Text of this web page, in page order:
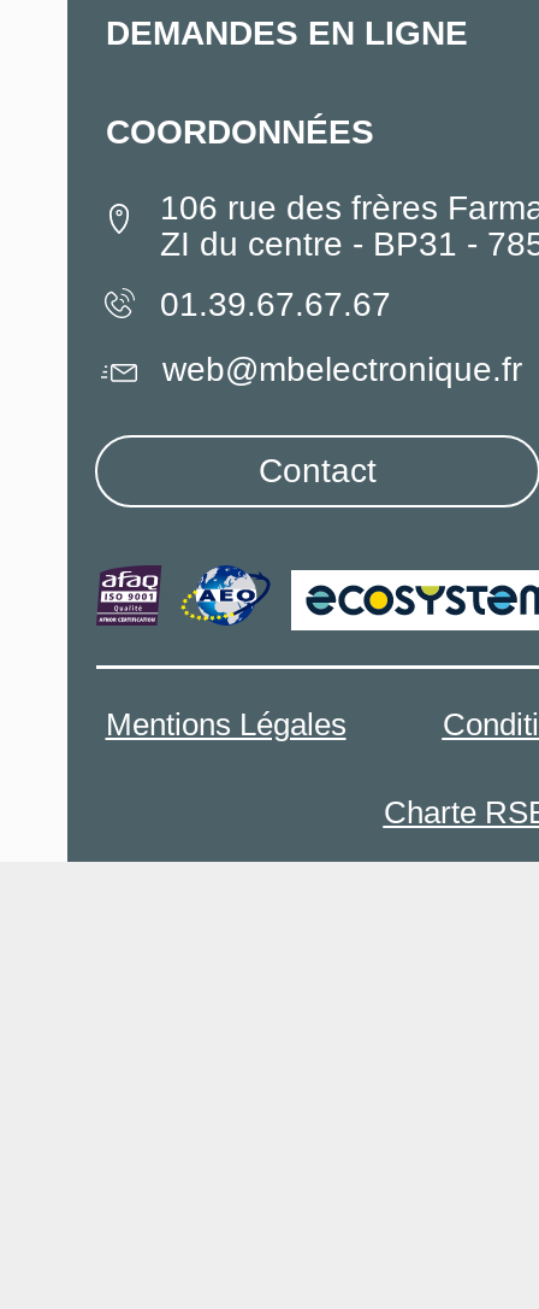
DEMANDES EN LIGNE
COORDONNÉES
106 rue des frères
ZI du centre - BP31 -
01.39.67.67.67
Mentions Légales
Charte
web@mbelectronique.fr
Contact